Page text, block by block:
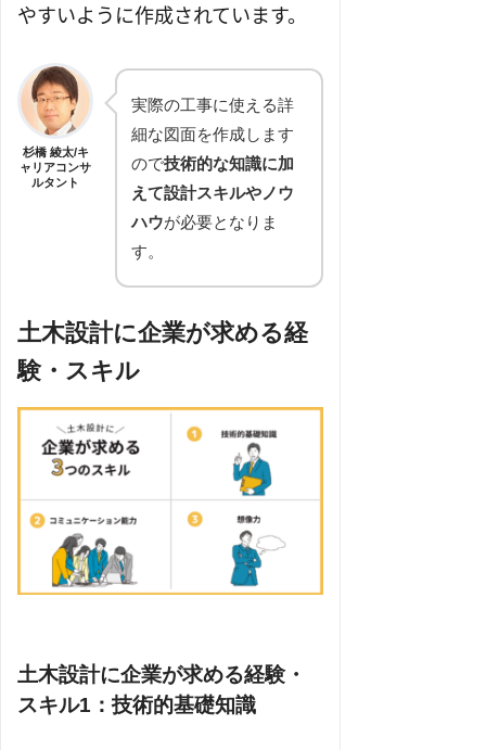
やすいように作成されています。
杉橋 綾太/キ
ャリアコンサ
ルタント
実際の工事に使える詳
細な図面を作成します
ので技術的な知識に加
えて設計スキルやノウ
ハウが必要となりま
す。
土木設計に企業が求める経
験・スキル
土木設計に企業が求める経験・
スキル1：技術的基礎知識